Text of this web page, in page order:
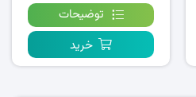
توضیحات
خرید